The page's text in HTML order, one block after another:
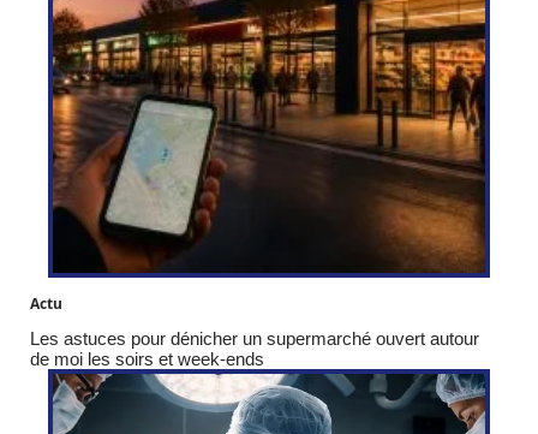
Actu
Les astuces pour dénicher un supermarché ouvert autour
de moi les soirs et week-ends